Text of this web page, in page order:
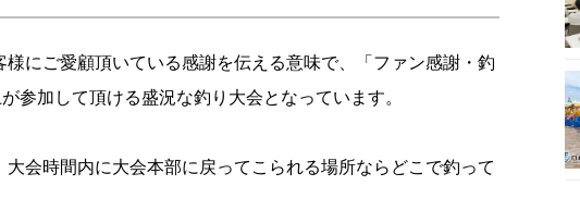
にご愛顧頂いている感謝を伝える意味で、「ファン感謝・釣
参加して頂ける盛況な釣り大会となっています。
会時間内に大会本部に戻ってこられる場所ならどこで釣って